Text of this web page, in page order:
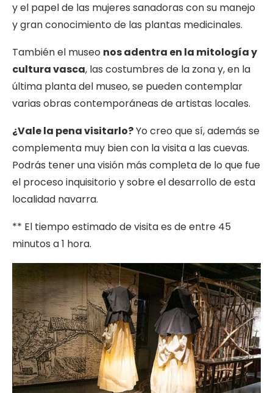
y el papel de las mujeres sanadoras con su manejo
y gran conocimiento de las plantas medicinales.
También el museo nos adentra en la mitología y
cultura vasca, las costumbres de la zona y, en la
última planta del museo, se pueden contemplar
varias obras contemporáneas de artistas locales.
¿Vale la pena visitarlo?Yo creo que sí, además se
complementa muy bien con la visita a las cuevas.
Podrás tener una visión más completa de lo que fue
el proceso inquisitorio y sobre el desarrollo de esta
localidad navarra.
** El tiempo estimado de visita es de entre 45
minutos a 1 hora.